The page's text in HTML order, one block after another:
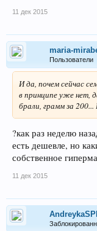
11 дек 2015
maria-
Пользователи
И да, почем сейчас
в принципе уже нет,
брали, грамм за
?как раз неделю
есть дешевле, но
собственное
11 дек 2015